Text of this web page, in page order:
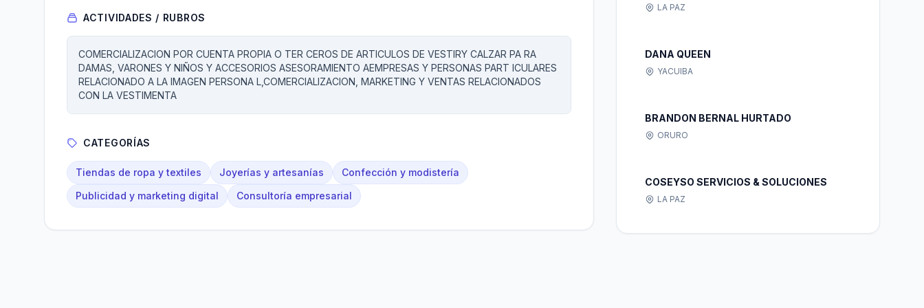
ACTIVIDADES / RUBROS
COMERCIALIZACION POR CUENTA PROPIA O TER CEROS DE ARTICULOS DE VESTIRY CALZAR PA RA
DAMAS, VARONES Y NIÑOS Y ACCESORIOS ASESORAMIENTO AEMPRESAS Y PERSONAS PART ICULARES
RELACIONADO A LA IMAGEN PERSONA L,COMERCIALIZACION, MARKETING Y VENTAS RELACIONADOS
CON LA VESTIMENTA
CATEGORÍAS
Tiendas de ropa y textiles Joyerías y artesanías
Confección y modistería
Publicidad y marketing digital
Consultoría empresarial
LA PAZ
DANA QUEEN
YACUIBA
BRANDON BERNAL HURTADO
ORURO
COSEYSO SERVICIOS & SOLUCIONES
LA PAZ